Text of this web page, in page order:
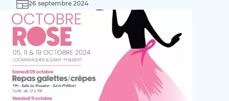
Date(s)
26 septembre 2024